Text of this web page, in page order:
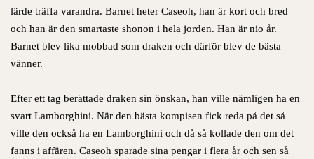
lärde träffa varandra. Barnet heter Caseoh, han är kort och bred
och han är den smartaste shonon i hela jorden. Han är nio år.
Barnet blev lika mobbad som draken och därför blev de bästa
vänner.
Efter ett tag berättade draken sin önskan, han ville nämligen ha en
svart Lamborghini. När den bästa kompisen fick reda på det så
ville den också ha en Lamborghini och då så kollade den om det
fanns i affären. Caseoh sparade sina pengar i flera år och sen så